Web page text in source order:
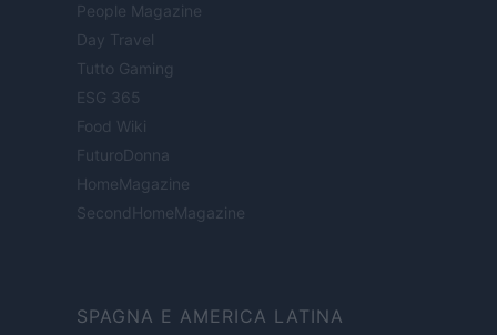
People Magazine
Day Travel
Tutto Gaming
ESG 365
Food Wiki
FuturoDonna
HomeMagazine
SecondHomeMagazine
SPAGNA E AMERICA LATINA